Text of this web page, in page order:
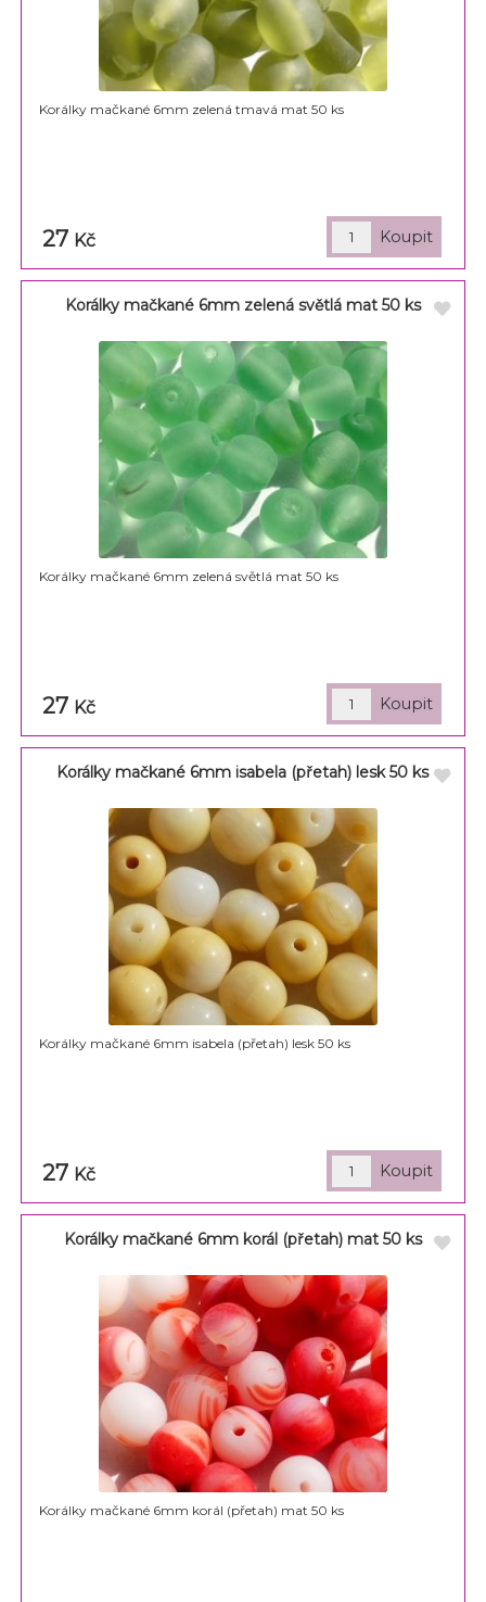
Korálky mačkané 6mm zelená tmavá mat 50 ks
27 Kč
Korálky mačkané 6mm zelená světlá mat 50 ks
Korálky mačkané 6mm zelená světlá mat 50 ks
27 Kč
Korálky mačkané 6mm isabela (přetah) lesk 50 ks
Korálky mačkané 6mm isabela (přetah) lesk 50 ks
27 Kč
Korálky mačkané 6mm korál (přetah) mat 50 ks
Korálky mačkané 6mm korál (přetah) mat 50 ks